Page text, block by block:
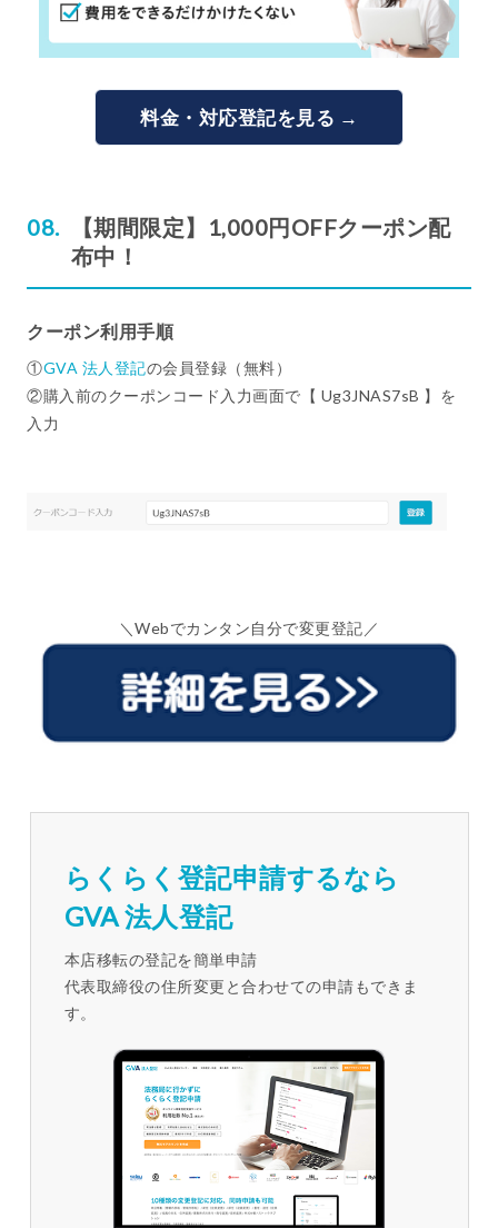
料金・対応登記を見る →
【期間限定】1,000円OFFクーポン配
布中！
クーポン利用手順
①GVA 法人登記の会員登録（無料）
②購入前のクーポンコード入力画面で【 Ug3JNAS7sB 】を
入力
＼Webでカンタン自分で変更登記／
らくらく登記申請するなら
GVA 法人登記
本店移転の登記を簡単申請
代表取締役の住所変更と合わせての申請もできま
す。